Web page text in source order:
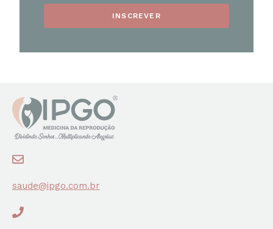
INSCREVER
saude@ipgo.com.br